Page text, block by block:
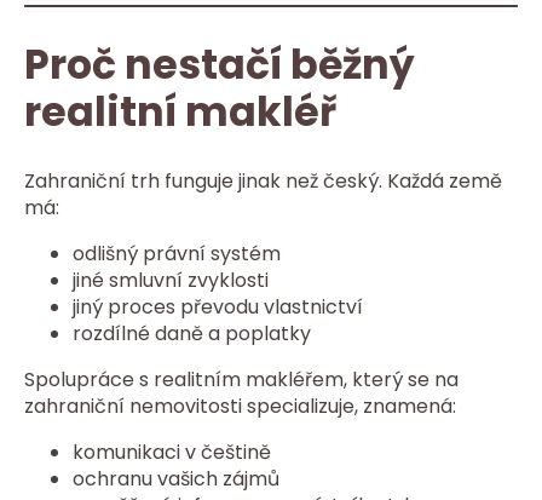
Proč nestačí běžný
realitní makléř
Zahraniční trh funguje jinak než český. Každá země
má:
odlišný právní systém
jiné smluvní zvyklosti
jiný proces převodu vlastnictví
rozdílné daně a poplatky
Spolupráce s realitním makléřem, který se na
zahraniční nemovitosti specializuje, znamená:
komunikaci v češtině
ochranu vašich zájmů